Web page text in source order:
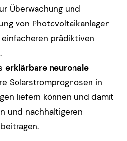
Überwachung und
von Photovoltaikanlagen
prädiktiven
erklärbare neuronale
Solarstromprognosen in
liefern können und damit
und nachhaltigeren